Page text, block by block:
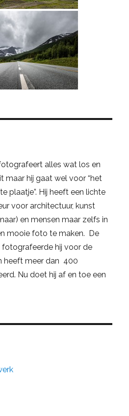
alles wat los en
maar hij gaat wel voor “het
plaatje”. Hij heeft een lichte
voor architectuur, kunst
en mensen maar zelfs in
mooie foto te maken. De
fotografeerde hij voor de
heeft meer dan 400
Nu doet hij af en toe een